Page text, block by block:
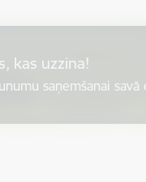
kas uzzina!
saņemšanai savā